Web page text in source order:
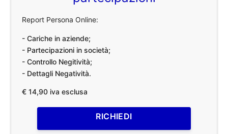
Report Persona Online:
- Cariche in aziende;
- Partecipazioni in società;
- Controllo Negitività;
- Dettagli Negatività.
€ 14,90 iva esclusa
RICHIEDI